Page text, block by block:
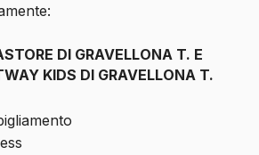
DI GRAVELLONA T. E
KIDS DI GRAVELLONA T.